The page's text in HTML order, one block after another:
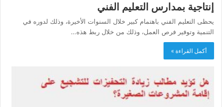
إنتاجية بمدارس التعليم الفني
يحظى التعليم الفني باهتمام كبير خلال السنوات الأخيرة، وذلك لدوره في
التنمية وتوفير فرص العمل، وذلك من خلال ربط هذه…
أكمل القراءة »